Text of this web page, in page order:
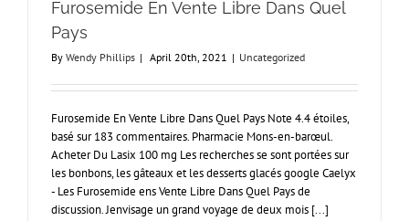
Furosemide En Vente Libre Dans Quel
Pays
By Wendy Phillips | April 20th, 2021 | Uncategorized
Furosemide En Vente Libre Dans Quel Pays Note 4.4 étoiles,
basé sur 183 commentaires. Pharmacie Mons-en-barœul.
Acheter Du Lasix 100 mg Les recherches se sont portées sur
les bonbons, les gâteaux et les desserts glacés google Caelyx
- Les Furosemide ens Vente Libre Dans Quel Pays de
discussion. Jenvisage un grand voyage de deux mois [...]